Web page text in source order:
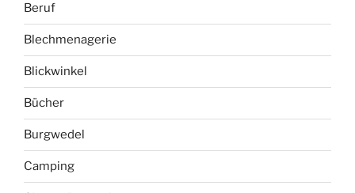
Beruf
Blechmenagerie
Blickwinkel
Bücher
Burgwedel
Camping